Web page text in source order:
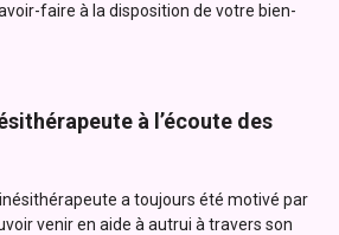
faire à la disposition de votre bien-
à l’écoute des
a toujours été motivé par
venir en aide à autrui à travers son